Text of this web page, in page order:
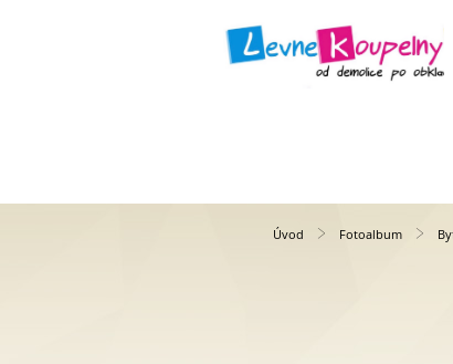
Úvod Fotoalbum